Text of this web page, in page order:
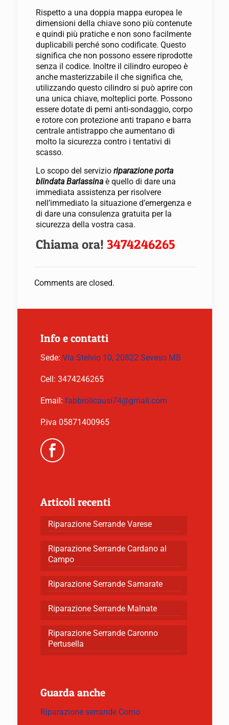
Rispetto a una doppia mappa europea le
dimensioni della chiave sono più contenute
e quindi più pratiche e non sono facilmente
duplicabili perché sono codificate. Questo
significa che non possono essere riprodotte
senza il codice. Inoltre il cilindro europeo è
anche masterizzabile il che significa che,
utilizzando questo cilindro si può aprire con
una unica chiave, molteplici porte. Possono
essere dotate di perni anti-sondaggio, corpo
e rotore con protezione anti trapano e barra
centrale antistrappo che aumentano di
molto la sicurezza contro i tentativi di
scasso.
Lo scopo del servizio riparazione porta
blindata Barlassinaè quello di dare una
immediata assistenza per risolvere
nell’immediato la situazione d’emergenza e
di dare una consulenza gratuita per la
sicurezza della vostra casa.
Chiama ora! 3474246265
Comments are closed.
Info e contatti
Sede: Via Stelvio 10, 20822 Seveso MB
Cell: 3474246265
Email: fabbrolicausi74@gmail.com
P.iva 05871400965
Articoli recenti
Riparazione Serrande Varese
Riparazione Serrande Cardano al
Campo
Riparazione Serrande Samarate
Riparazione Serrande Malnate
Riparazione Serrande Caronno
Pertusella
Guarda anche
Riparazione serrande Como